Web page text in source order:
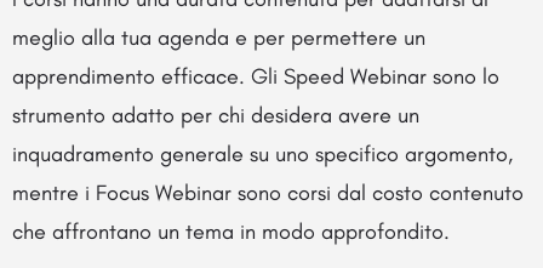
meglio alla tua agenda e per permettere un
apprendimento efficace. Gli Speed Webinar sono lo
strumento adatto per chi desidera avere un
inquadramento generale su uno specifico argomento,
mentre i Focus Webinar sono corsi dal costo contenuto
che affrontano un tema in modo approfondito.